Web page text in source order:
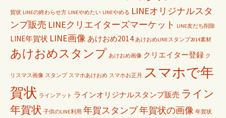
賀状 LINEの終わらせ方 LINEやめたい LINEやめる LINEオリジナルスタ
ンプ販売 LINEクリエイターズマーケット LINE友だち削除
LINE年賀状 LINE画像 あけおめ2014 あけおめLINEスタンプ2014素材
あけおめスタンプ あけおめ画像 クリエイター登録 ク
リスマス画像 スタンプ スマホあけおめ スマホお正月
スマホで年
賀状 ラインアット ラインオリジナルスタンプ販売 ライン
年賀状 子供のLINE利用 年賀スタンプ年賀状の画像 年賀状